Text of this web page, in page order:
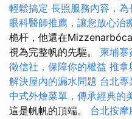
輕鬆搞定 長照服務內容，
眼科醫師推薦，讓您放心治
桅杆，他還在
視為完整帆的先驅。 柬埔寨
徵信社，保障你的權益 推拿
解決屋內的漏水問題 台北專
中式外燴菜單，傳承經典的
這是帆帆的頂端。 台北按摩